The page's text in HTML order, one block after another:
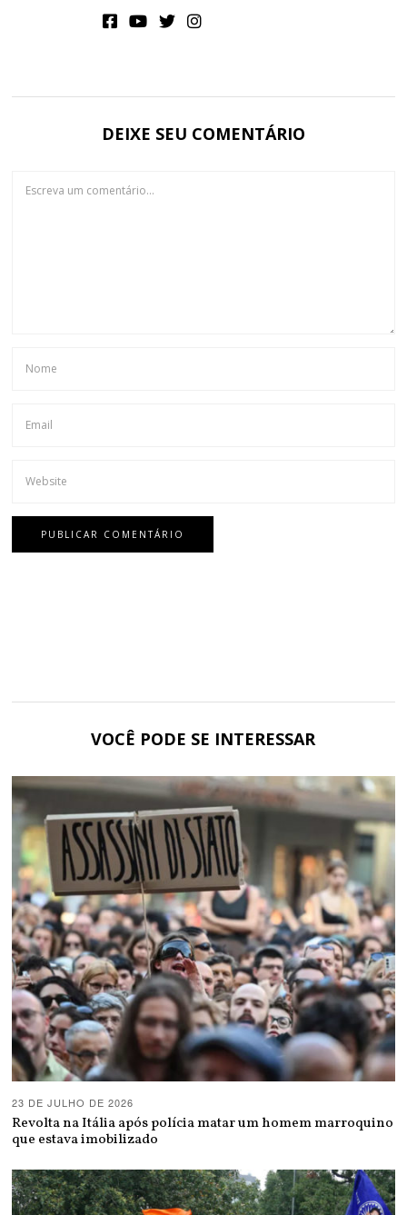
DEIXE SEU COMENTÁRIO
VOCÊ PODE SE INTERESSAR
23 DE JULHO DE 2026
Revolta na Itália após polícia matar um homem marroquino
que estava imobilizado